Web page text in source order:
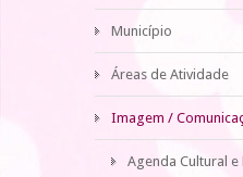
Município
Áreas de Atividade
Imagem /
Agenda Cultural e